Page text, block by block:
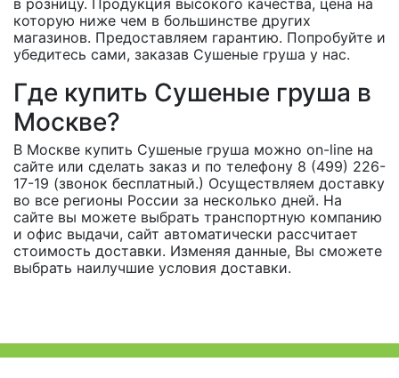
которую ниже чем в большинстве других
магазинов. Предоставляем гарантию. Попробуйте и
убедитесь сами, заказав Сушеные груша у нас.
Где купить Сушеные груша в
Москве?
В Москве купить Сушеные груша можно on-line на
сайте или сделать заказ и по телефону 8 (499) 226-
17-19 (звонок бесплатный.) Осуществляем доставку
во все регионы России за несколько дней. На
сайте вы можете выбрать транспортную компанию
и офис выдачи, сайт автоматически рассчитает
стоимость доставки. Изменяя данные, Вы сможете
выбрать наилучшие условия доставки.